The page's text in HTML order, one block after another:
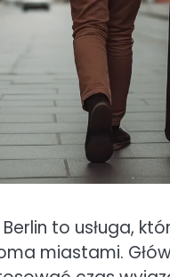
to usługa,
miastami.